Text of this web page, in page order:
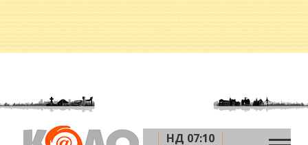
НД 07:10
Головна » Новини » Народні новини